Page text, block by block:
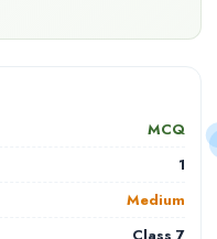
MCQ
1
Medium